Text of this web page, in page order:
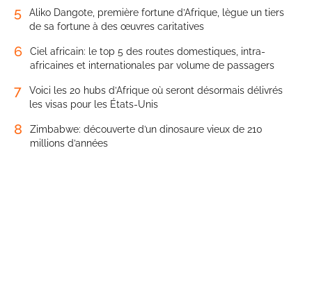
5
Aliko Dangote, première fortune d’Afrique, lègue un tiers
de sa fortune à des œuvres caritatives
6
Ciel africain: le top 5 des routes domestiques, intra-
africaines et internationales par volume de passagers
7
Voici les 20 hubs d’Afrique où seront désormais délivrés
les visas pour les États-Unis
8
Zimbabwe: découverte d’un dinosaure vieux de 210
millions d’années